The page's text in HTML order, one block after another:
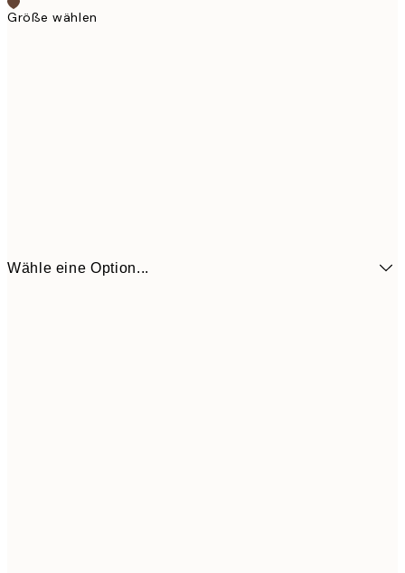
Größe wählen
Wähle eine Option...